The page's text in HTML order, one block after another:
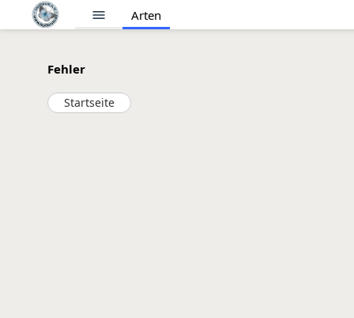
menu Arten
Fehler
Startseite